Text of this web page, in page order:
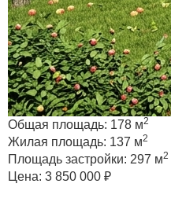
Общая площадь: 178 м2
Жилая площадь: 137 м2
Площадь застройки: 297 м2
Цена: 3 850 000 ₽